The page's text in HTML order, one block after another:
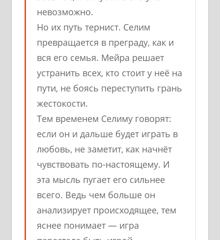
невозможно.
Но их путь тернист. Селим
превращается в преграду, как и
вся его семья. Мейра решает
устранить всех, кто стоит у неё на
пути, не боясь переступить грань
жестокости.
Тем временем Селиму говорят:
если он и дальше будет играть в
любовь, не заметит, как начнёт
чувствовать по-настоящему. И
эта мысль пугает его сильнее
всего. Ведь чем больше он
анализирует происходящее, тем
яснее понимает — игра